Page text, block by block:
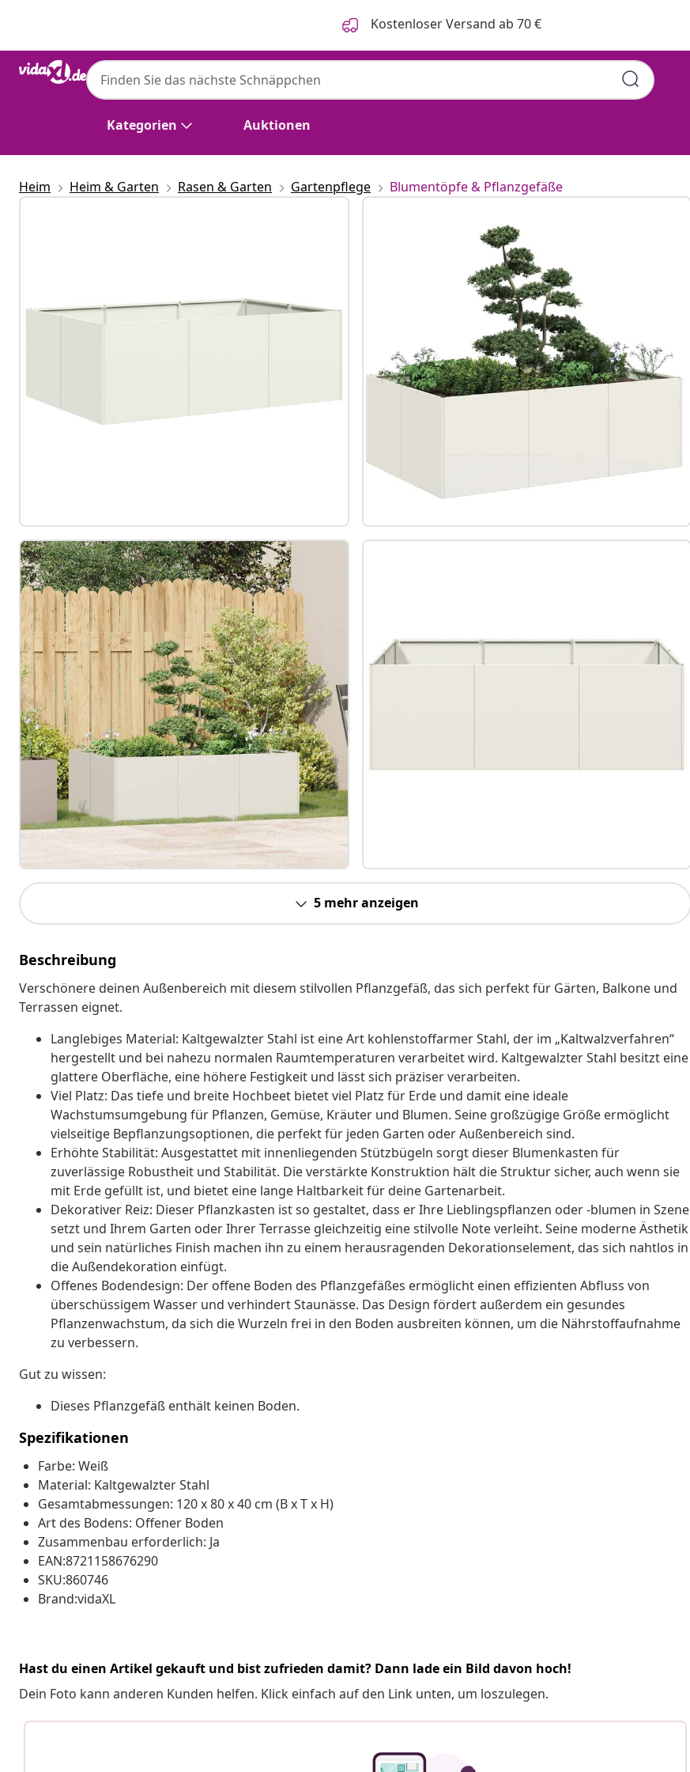
Kostenloser Versand ab 70 €
Kategorien Auktionen
Heim Heim & Garten Rasen & Garten Gartenpflege Blumentöpfe & Pflanzgefäße
5 mehr anzeigen
Beschreibung
Verschönere deinen Außenbereich mit diesem stilvollen Pflanzgefäß, das sich perfekt für Gärten, Balkone und
Terrassen eignet.
Langlebiges Material: Kaltgewalzter Stahl ist eine Art kohlenstoffarmer Stahl, der im „Kaltwalzverfahren“
hergestellt und bei nahezu normalen Raumtemperaturen verarbeitet wird. Kaltgewalzter Stahl besitzt eine
glattere Oberfläche, eine höhere Festigkeit und lässt sich präziser verarbeiten.
Viel Platz: Das tiefe und breite Hochbeet bietet viel Platz für Erde und damit eine ideale
Wachstumsumgebung für Pflanzen, Gemüse, Kräuter und Blumen. Seine großzügige Größe ermöglicht
vielseitige Bepflanzungsoptionen, die perfekt für jeden Garten oder Außenbereich sind.
Erhöhte Stabilität: Ausgestattet mit innenliegenden Stützbügeln sorgt dieser Blumenkasten für
zuverlässige Robustheit und Stabilität. Die verstärkte Konstruktion hält die Struktur sicher, auch wenn sie
mit Erde gefüllt ist, und bietet eine lange Haltbarkeit für deine Gartenarbeit.
Dekorativer Reiz: Dieser Pflanzkasten ist so gestaltet, dass er Ihre Lieblingspflanzen oder -blumen in Szene
setzt und Ihrem Garten oder Ihrer Terrasse gleichzeitig eine stilvolle Note verleiht. Seine moderne Ästhetik
und sein natürliches Finish machen ihn zu einem herausragenden Dekorationselement, das sich nahtlos in
die Außendekoration einfügt.
Offenes Bodendesign: Der offene Boden des Pflanzgefäßes ermöglicht einen effizienten Abfluss von
überschüssigem Wasser und verhindert Staunässe. Das Design fördert außerdem ein gesundes
Pflanzenwachstum, da sich die Wurzeln frei in den Boden ausbreiten können, um die Nährstoffaufnahme
zu verbessern.
Gut zu wissen:
Dieses Pflanzgefäß enthält keinen Boden.
Spezifikationen
Farbe: Weiß
Material: Kaltgewalzter Stahl
Gesamtabmessungen: 120 x 80 x 40 cm (B x T x H)
Art des Bodens: Offener Boden
Zusammenbau erforderlich: Ja
EAN:8721158676290
SKU:860746
Brand:vidaXL
Hast du einen Artikel gekauft und bist zufrieden damit? Dann lade ein Bild davon hoch!
Dein Foto kann anderen Kunden helfen. Klick einfach auf den Link unten, um loszulegen.